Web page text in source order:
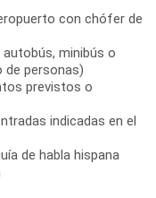
con chófer de
minibús o
de personas)
previstos o
indicadas en el
de habla hispana